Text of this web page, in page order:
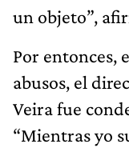
un objeto”,
Por entonces,
abusos, el
Veira fue
“Mientras yo